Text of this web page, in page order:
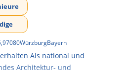
,97080WürzburgBayern
Als national und
Architektur- und